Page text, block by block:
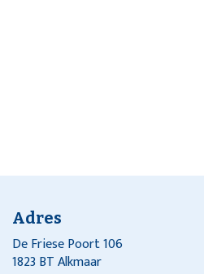
Adres
De Friese Poort 106
1823 BT Alkmaar